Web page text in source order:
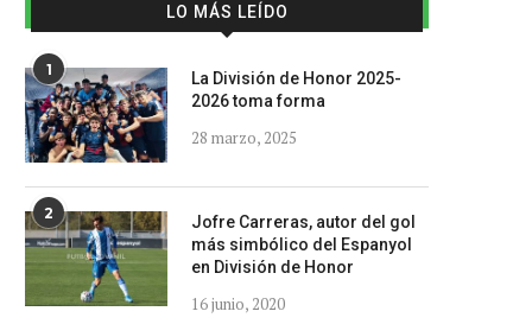
LO MÁS LEÍDO
1
La División de Honor 2025-
2026 toma forma
28 marzo, 2025
2
Jofre Carreras, autor del gol
más simbólico del Espanyol
en División de Honor
16 junio, 2020